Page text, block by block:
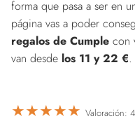
forma que pasa a ser en
página vas a poder
regalos de Cumple con
van desde los 11 y 22 €.
★★★★★ Valoración: